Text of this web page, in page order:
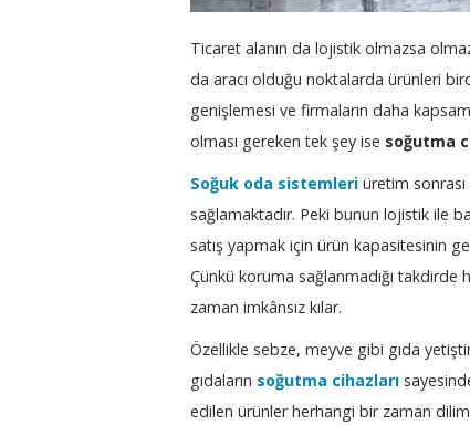
Ticaret alanın da lojistik olmazsa
da aracı olduğu noktalarda ürünleri
genişlemesi ve firmaların daha
olması gereken tek şey ise soğutma
Soğuk oda sistemleri üretim
sağlamaktadır. Peki bunun lojistik ile
satış yapmak için ürün kapasitesinin
Çünkü koruma sağlanmadığı
zaman imkânsız kılar.
Özellikle sebze, meyve gibi gıda
gıdaların soğutma cihazları
edilen ürünler herhangi bir zaman